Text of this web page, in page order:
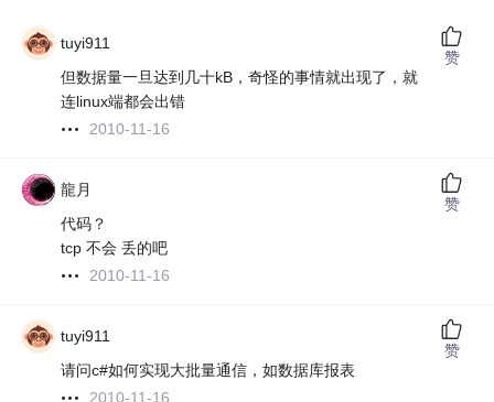
tuyi911
但数据量一旦达到几十kB，奇怪的事情就出现了，就
连linux端都会出错
2010-11-16
赞
龍月
代码？
tcp 不会 丢的吧
2010-11-16
赞
tuyi911
请问c#如何实现大批量通信，如数据库报表
2010-11-16
赞